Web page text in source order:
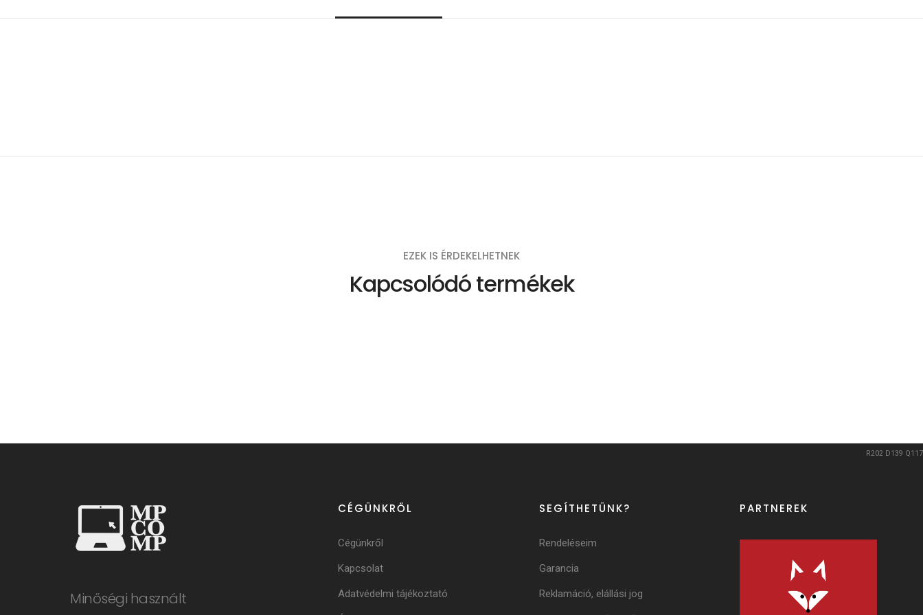
EZEK IS ÉRDEKELHETNEK
Kapcsolódó termékek
R202 D139 Q117
Minőségi használt
CÉGÜNKRŐL
Cégünkről
Kapcsolat
Adatvédelmi tájékoztató
SEGÍTHETÜNK?
Rendeléseim
Garancia
Reklamáció, elállási jog
PARTNEREK